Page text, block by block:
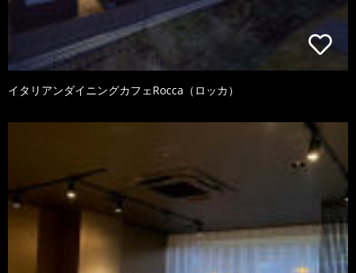
イタリアンダイニングカフェRocca（ロッカ）